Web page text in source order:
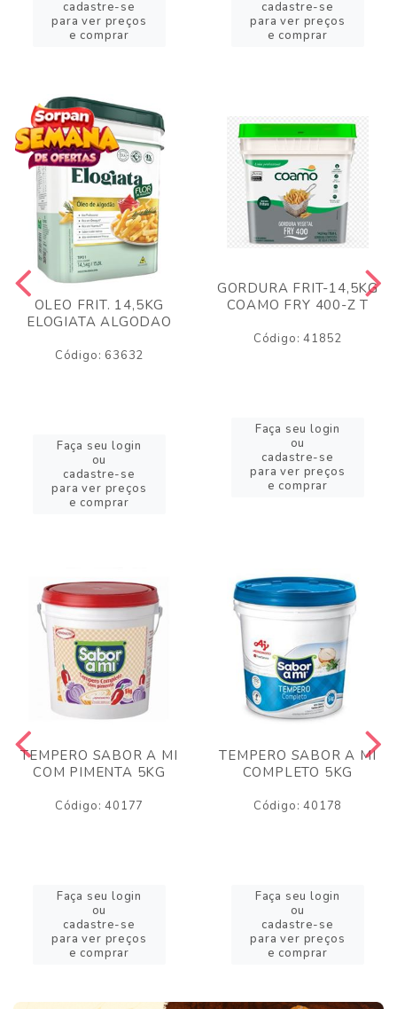
cadastre-se
para ver preços
e comprar
cadastre-se
para ver preços
e comprar
OLEO FRIT. 14,5KG
ELOGIATA ALGODAO
Código: 63632
Faça seu login
ou
cadastre-se
para ver preços
e comprar
GORDURA FRIT-14,5KG
COAMO FRY 400-Z T
Código: 41852
Faça seu login
ou
cadastre-se
para ver preços
e comprar
TEMPERO SABOR A MI
COM PIMENTA 5KG
Código: 40177
Faça seu login
ou
cadastre-se
para ver preços
e comprar
TEMPERO SABOR A MI
COMPLETO 5KG
Código: 40178
Faça seu login
ou
cadastre-se
para ver preços
e comprar